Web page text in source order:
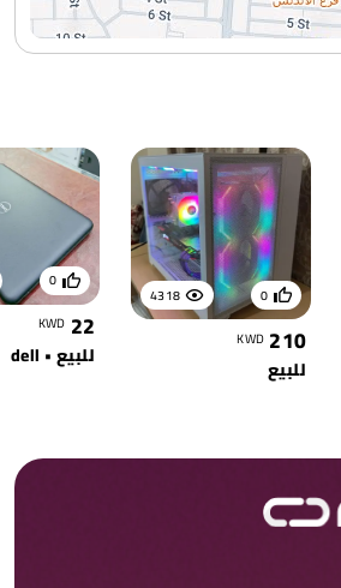
4318 0
210
KWD
للبيع
0
22
KWD
للبيع • dell